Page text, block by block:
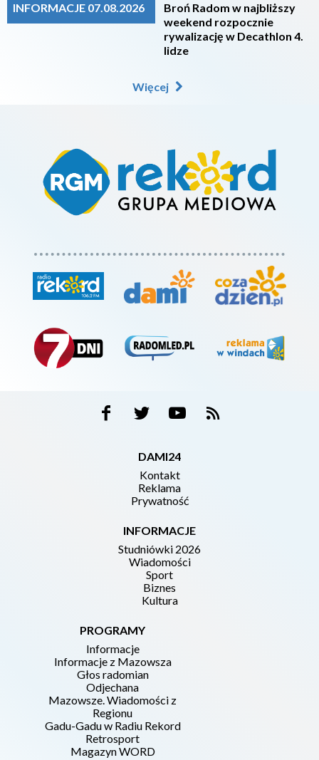
INFORMACJE 07.08.2026
Broń Radom w najbliższy
weekend rozpocznie
rywalizację w Decathlon 4.
lidze
Więcej
DAMI24
Kontakt
Reklama
Prywatność
INFORMACJE
Studniówki 2026
Wiadomości
Sport
Biznes
Kultura
PROGRAMY
Informacje
Informacje z Mazowsza
Głos radomian
Odjechana
Mazowsze. Wiadomości z
Regionu
Gadu-Gadu w Radiu Rekord
Retrosport
Magazyn WORD